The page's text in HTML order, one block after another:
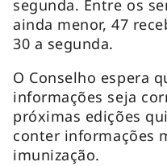
segunda. Entre os
ainda menor, 47
30 a segunda.
O Conselho espera
informações seja
próximas edições
conter informações
imunização.